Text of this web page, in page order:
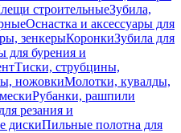
строительныеЗубила,
Оснастка и аксессуары для
зенкерыКоронкиЗубила для
для бурения и
Тиски, струбцины,
ножовкиМолотки, кувалды,
Рубанки, рашпили
резания и
дискиПильные полотна для